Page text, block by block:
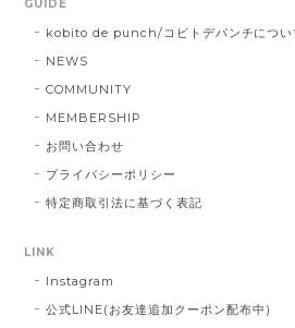
GUIDE
kobito de punch/コビトデパンチについ
NEWS
COMMUNITY
MEMBERSHIP
お問い合わせ
プライバシーポリシー
特定商取引法に基づく表記
LINK
Instagram
公式LINE(お友達追加クーポン配布中)